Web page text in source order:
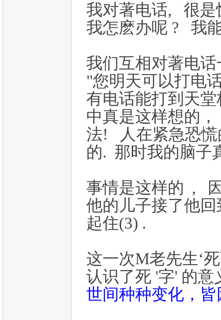
我对著电话, 很
我怎麽办呢 ? 我
我们互相对著电
"您明天可以打
有电话能打到天
中真是这样想的
法! 人在紧急恐慌
的. 那时我的脑子
事情是这样的 ,
他的儿子接了他
起住(3) .
这一次M老先生‘
认识了死 '字' 的
世间种种变化，